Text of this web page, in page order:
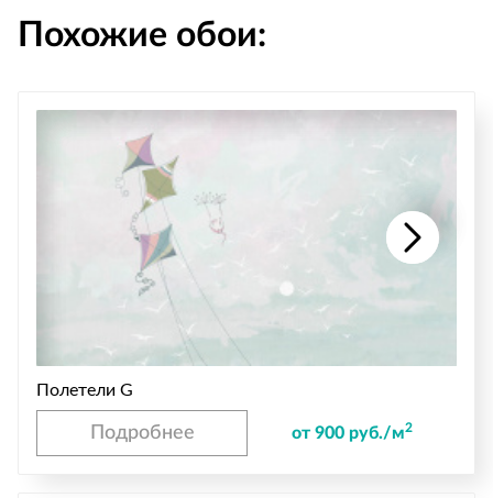
Похожие обои:
Полетели G
Подробнее от 900 руб./м2